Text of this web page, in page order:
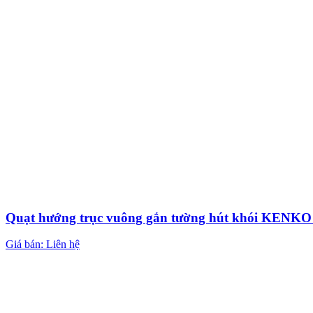
Quạt hướng trục vuông gắn tường hút khói
Giá bán: Liên hệ